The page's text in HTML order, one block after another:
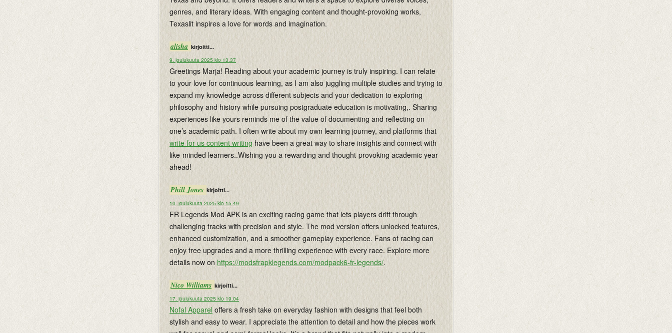
genres, and literary ideas. With engaging content and thought-provoking works,
Texaslit inspires a love for words and imagination.
alisha kirjoitti...
9. joulukuuta 2025 klo 13.37
Greetings Marja! Reading about your academic journey is truly inspiring. I can relate
to your love for continuous learning, as I am also juggling multiple studies and trying to
expand my knowledge across different subjects and your dedication to exploring
philosophy and history while pursuing postgraduate education is motivating,. Sharing
experiences like yours reminds me of the value of documenting and reflecting on
one’s academic path. I often write about my own learning journey, and platforms that
write for us content writing have been a great way to share insights and connect with
like-minded learners..Wishing you a rewarding and thought-provoking academic year
ahead!
Phill Jones kirjoitti...
10. joulukuuta 2025 klo 15.49
FR Legends Mod APK is an exciting racing game that lets players drift through
challenging tracks with precision and style. The mod version offers unlocked features,
enhanced customization, and a smoother gameplay experience. Fans of racing can
enjoy free upgrades and a more thrilling experience with every race. Explore more
details now on https://modsfrapklegends.com/modpack6-fr-legends/.
Nico Williams kirjoitti...
17. joulukuuta 2025 klo 19.04
Nofal Apparel offers a fresh take on everyday fashion with designs that feel both
stylish and easy to wear. I appreciate the attention to detail and how the pieces work